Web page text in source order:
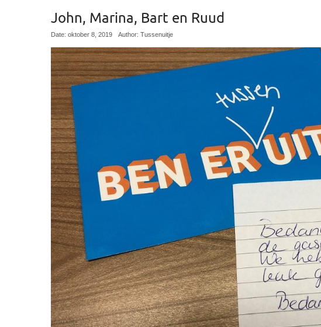
John, Marina, Bart en Ruud
Date: oktober 8, 2019 Author: Tussenuitje